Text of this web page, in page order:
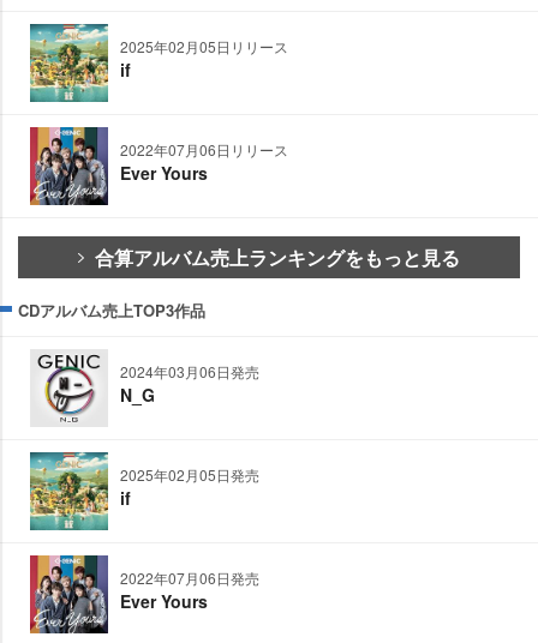
2025年02月05日リリース
if
2022年07月06日リリース
Ever Yours
合算アルバム売上ランキングをもっと見る
CDアルバム売上TOP3作品
2024年03月06日発売
N_G
2025年02月05日発売
if
2022年07月06日発売
Ever Yours